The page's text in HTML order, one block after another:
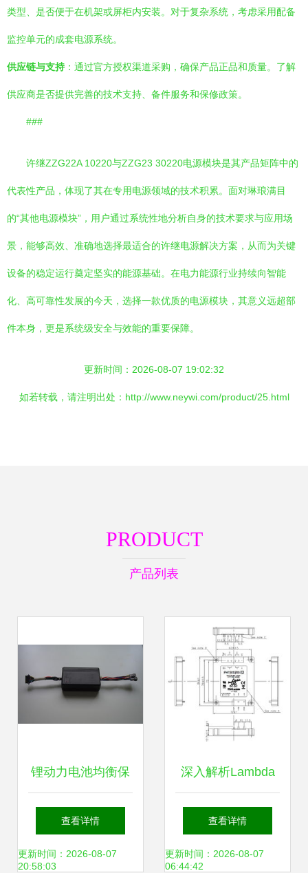
类型、是否便于在机架或屏柜内安装。对于复杂系统，考虑采用配备
监控单元的成套电源系统。
供应链与支持 ：通过官方授权渠道采购，确保产品正品和质量。了解
供应商是否提供完善的技术支持、备件服务和保修政策。
###
许继ZZG22A 10220与ZZG23 30220电源模块是其产品矩阵中的
代表性产品，体现了其在专用电源领域的技术积累。面对琳琅满目
的“其他电源模块”，用户通过系统性地分析自身的技术要求与应用场
景，能够高效、准确地选择最适合的许继电源解决方案，从而为关键
设备的稳定运行奠定坚实的能源基础。在电力能源行业持续向智能
化、高可靠性发展的今天，选择一款优质的电源模块，其意义远超部
件本身，更是系统级安全与效能的重要保障。
更新时间：2026-08-07 19:02:32
如若转载，请注明出处：http://www.neywi.com/product/25.html
PRODUCT
产品列表
锂动力电池均衡保
护模块——构筑电
源系统的核心安防
查看详情
更新时间：2026-08-07
20:58:03
深入解析Lambda
电源模块
PH75F280-15 卓
查看详情
更新时间：2026-08-07
06:44:42